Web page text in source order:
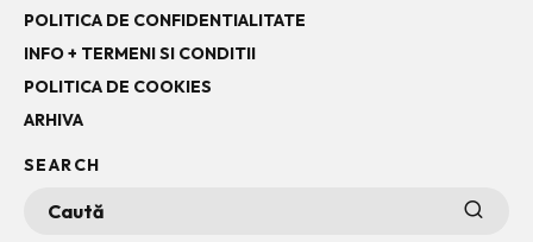
POLITICA DE CONFIDENTIALITATE
INFO + TERMENI SI CONDITII
POLITICA DE COOKIES
ARHIVA
SEARCH